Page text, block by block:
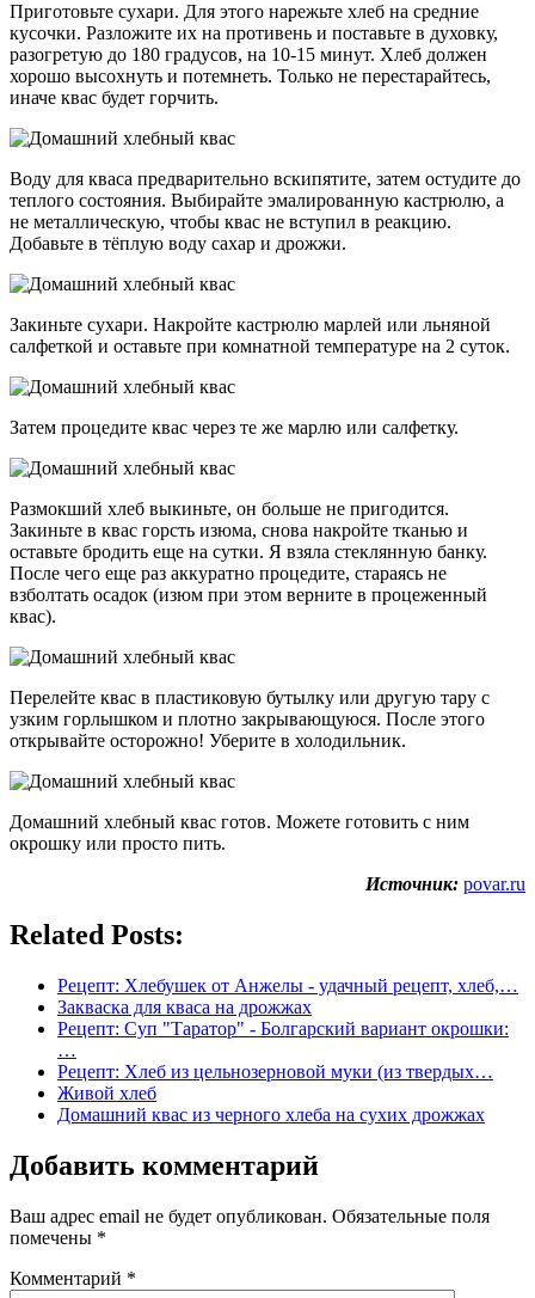
Приготовьте сухари. Для этого нарежьте хлеб на средние
кусочки. Разложите их на противень и поставьте в духовку,
разогретую до 180 градусов, на 10-15 минут. Хлеб должен
хорошо высохнуть и потемнеть. Только не перестарайтесь,
иначе квас будет горчить.
Воду для кваса предварительно вскипятите, затем остудите до
теплого состояния. Выбирайте эмалированную кастрюлю, а
не металлическую, чтобы квас не вступил в реакцию.
Добавьте в тёплую воду сахар и дрожжи.
Закиньте сухари. Накройте кастрюлю марлей или льняной
салфеткой и оставьте при комнатной температуре на 2 суток.
Затем процедите квас через те же марлю или салфетку.
Размокший хлеб выкиньте, он больше не пригодится.
Закиньте в квас горсть изюма, снова накройте тканью и
оставьте бродить еще на сутки. Я взяла стеклянную банку.
После чего еще раз аккуратно процедите, стараясь не
взболтать осадок (изюм при этом верните в процеженный
квас).
Перелейте квас в пластиковую бутылку или другую тару с
узким горлышком и плотно закрывающуюся. После этого
открывайте осторожно! Уберите в холодильник.
Домашний хлебный квас готов. Можете готовить с ним
окрошку или просто пить.
Источник: povar.ru
Related Posts:
Рецепт: Хлебушек от Анжелы - удачный рецепт, хлеб,…
Закваска для кваса на дрожжах
Рецепт: Суп "Таратор" - Болгарский вариант окрошки:
…
Рецепт: Хлеб из цельнозерновой муки (из твердых…
Живой хлеб
Домашний квас из черного хлеба на сухих дрожжах
Добавить комментарий
Ваш адрес email не будет опубликован. Обязательные поля
помечены *
Комментарий *